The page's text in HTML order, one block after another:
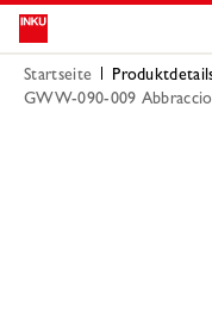
Startseite
GWW-090-009